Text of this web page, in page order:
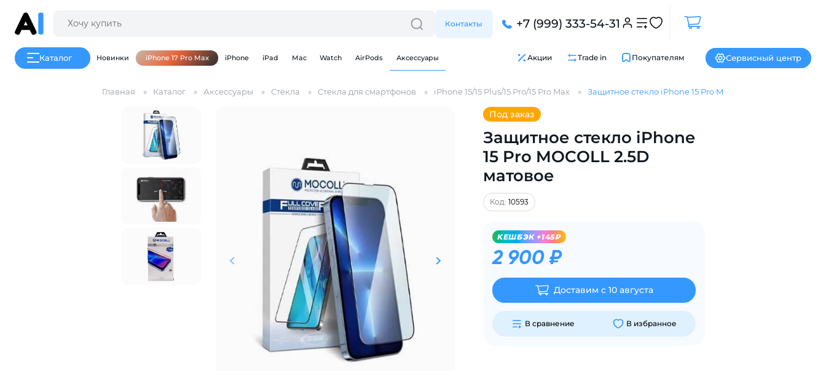
Контакты +7 (999) 333-54-31
Каталог Новинки iPhone 17 Pro Max iPhone iPad Mac Watch AirPods Аксессуары Акции Trade in Покупателям Сервисный центр
Главная Каталог Аксессуары Стёкла Стекла для смартфонов iPhone 15/15 Plus/15 Pro/15 Pro Max Защитное стекло iPhone 15 Pro MOCOLL 2.5D матовое
Под заказ
Защитное стекло iPhone
15 Pro MOCOLL 2.5D
матовое
Код: 10593
KЕШБЭК +145₽
2 900 ₽
Доставим с 10 августа
В сравнение В избранное
Для клиентов всех банков
Разбейтеоплату
на частибез переплат
График платежей
Сегодня
25%